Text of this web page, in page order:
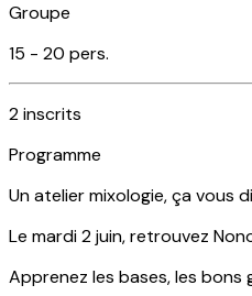
Groupe
15 - 20 pers.
2inscrits
Programme
Un atelier mixologie, ça vous
Le mardi 2 juin, retrouvez
Apprenez les bases, les